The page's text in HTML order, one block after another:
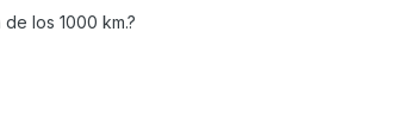
los 1000 km.?